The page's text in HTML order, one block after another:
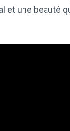
et une beauté